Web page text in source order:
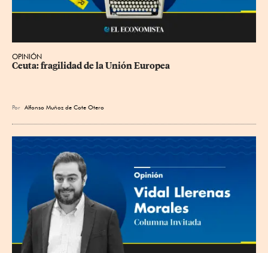
OPINIÓN
Ceuta: fragilidad de la Unión Europea
Por Alfonso Muñoz de Cote Otero